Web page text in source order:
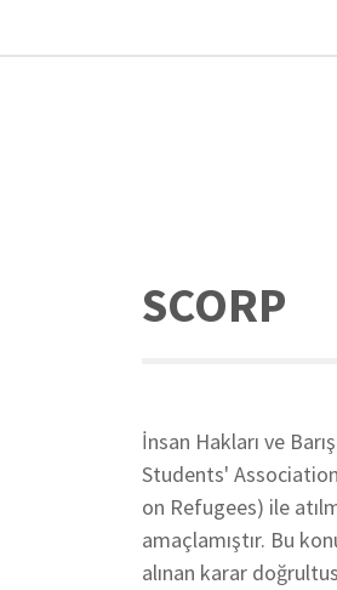
Sayfa
SCORP
İnsan Hakları ve
Students'
on Refugees) ile
amaçlamıştır. Bu
alınan karar